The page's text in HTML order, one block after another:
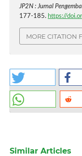
JP2N : Jurnal
177-185. https://
MORE CITATION
Similar Articles